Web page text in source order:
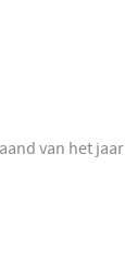
van het